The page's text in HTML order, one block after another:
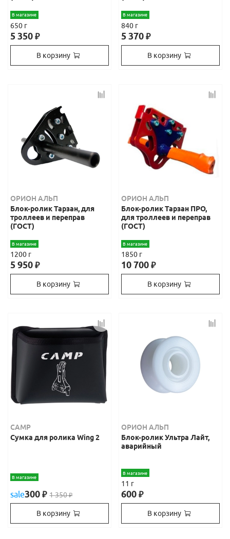
В магазине
650 г
5 350₽
В корзину
В магазине
840 г
5 370₽
В корзину
ОРИОН АЛЬП
Блок-ролик Тарзан, для
троллеев и переправ
(ГОСТ)
В магазине
1200 г
5 950₽
В корзину
ОРИОН АЛЬП
Блок-ролик Тарзан ПРО,
для троллеев и переправ
(ГОСТ)
В магазине
1850 г
10 700₽
В корзину
CAMP
Сумка для ролика Wing 2
В магазине
sale300₽ 1 350₽
В корзину
ОРИОН АЛЬП
Блок-ролик Ультра Лайт,
аварийный
В магазине
11 г
600₽
В корзину